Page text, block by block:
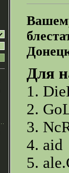
Для
1.
2.
3.
4. aid
5.